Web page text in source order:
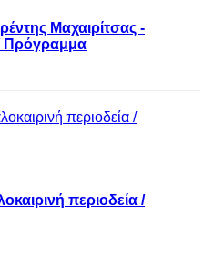
Μαχαιρίτσας -
/ Πρόγραμμα
περιοδεία /